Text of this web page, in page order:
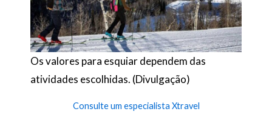
Os valores para esquiar dependem das
atividades escolhidas. (Divulgação)
Consulte um especialista Xtravel